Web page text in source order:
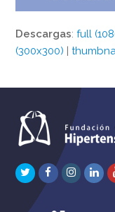
Descargas:full
(300x300) |
TwitterFacebook